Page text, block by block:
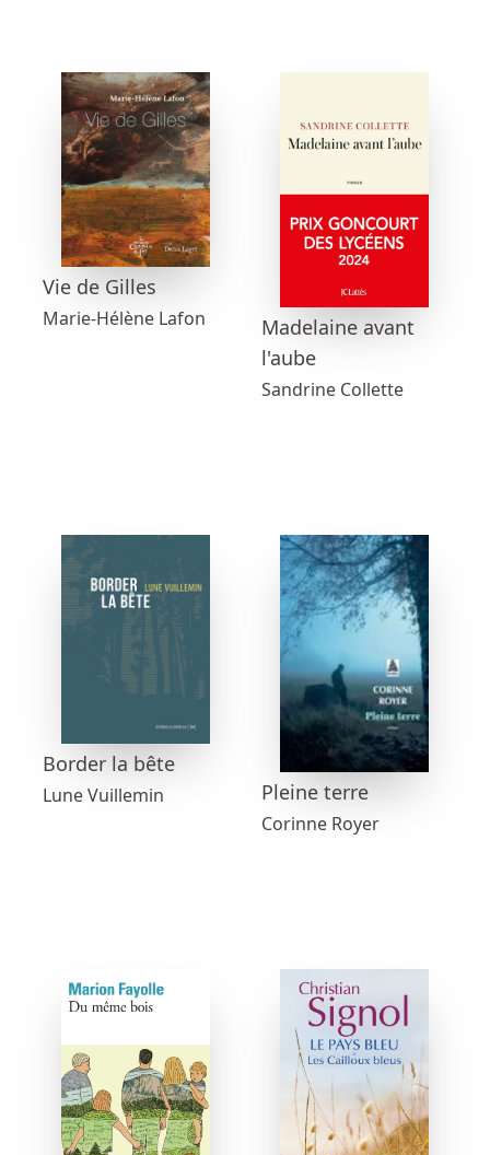
Vie de Gilles
Marie-Hélène Lafon
Madelaine avant
l'aube
Sandrine Collette
Border la bête
Lune Vuillemin Pleine terre
Corinne Royer